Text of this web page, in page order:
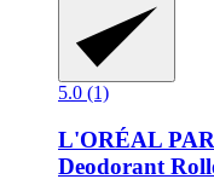
5.0 (1)
L'ORÉAL
Deodorant